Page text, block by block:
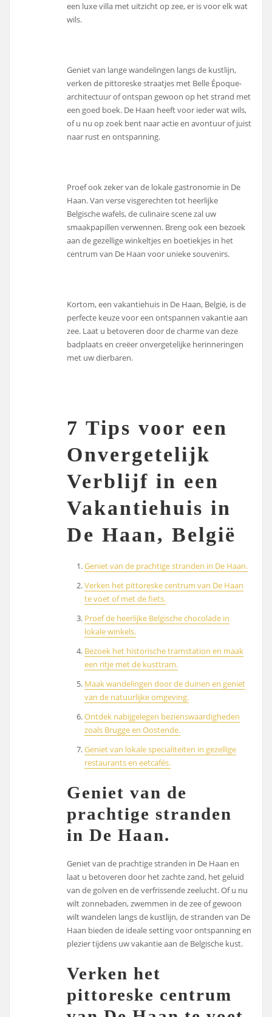
een luxe villa met uitzicht op zee, er is voor elk wat
wils.
Geniet van lange wandelingen langs de kustlijn,
verken de pittoreske straatjes met Belle Époque-
architectuur of ontspan gewoon op het strand met
een goed boek. De Haan heeft voor ieder wat wils,
of u nu op zoek bent naar actie en avontuur of juist
naar rust en ontspanning.
Proef ook zeker van de lokale gastronomie in De
Haan. Van verse visgerechten tot heerlijke
Belgische wafels, de culinaire scene zal uw
smaakpapillen verwennen. Breng ook een bezoek
aan de gezellige winkeltjes en boetiekjes in het
centrum van De Haan voor unieke souvenirs.
Kortom, een vakantiehuis in De Haan, België, is de
perfecte keuze voor een ontspannen vakantie aan
zee. Laat u betoveren door de charme van deze
badplaats en creëer onvergetelijke herinneringen
met uw dierbaren.
7 Tips voor een
Onvergetelijk
Verblijf in een
Vakantiehuis in
De Haan, België
Geniet van de prachtige stranden in De Haan.
Verken het pittoreske centrum van De Haan
te voet of met de fiets.
Proef de heerlijke Belgische chocolade in
lokale winkels.
Bezoek het historische tramstation en maak
een ritje met de kusttram.
Maak wandelingen door de duinen en geniet
van de natuurlijke omgeving.
Ontdek nabijgelegen bezienswaardigheden
zoals Brugge en Oostende.
Geniet van lokale specialiteiten in gezellige
restaurants en eetcafés.
Geniet van de
prachtige stranden
in De Haan.
Geniet van de prachtige stranden in De Haan en
laat u betoveren door het zachte zand, het geluid
van de golven en de verfrissende zeelucht. Of u nu
wilt zonnebaden, zwemmen in de zee of gewoon
wilt wandelen langs de kustlijn, de stranden van De
Haan bieden de ideale setting voor ontspanning en
plezier tijdens uw vakantie aan de Belgische kust.
Verken het
pittoreske centrum